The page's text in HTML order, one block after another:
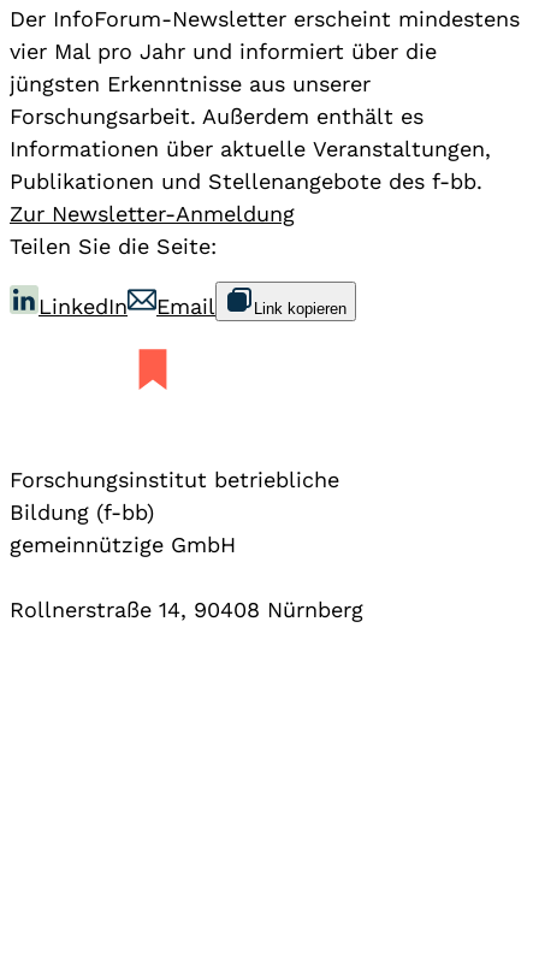
Der InfoForum-Newsletter erscheint mindestens
vier Mal pro Jahr und informiert über die
jüngsten Erkenntnisse aus unserer
Forschungsarbeit. Außerdem enthält es
Informationen über aktuelle Veranstaltungen,
Publikationen und Stellenangebote des f-bb.
Zur Newsletter-Anmeldung
Teilen Sie die Seite:
LinkedIn Email Link kopieren
Forschungsinstitut betriebliche
Bildung (f-bb)
gemeinnützige GmbH
Rollnerstraße 14, 90408 Nürnberg